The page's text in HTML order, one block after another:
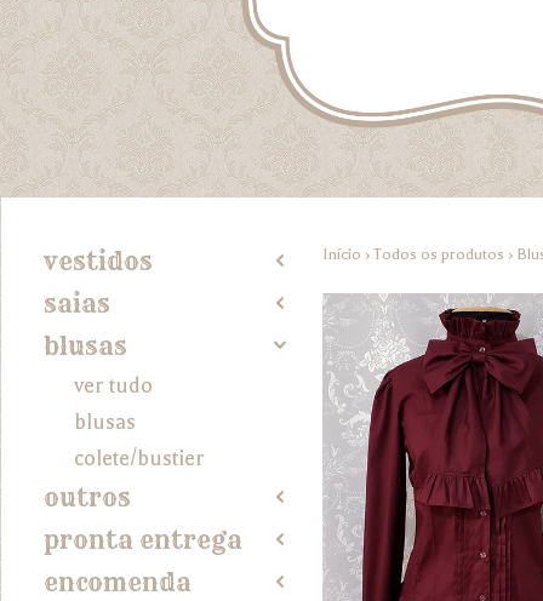
vestidos 2
saias 2
blusas 4
ver tudo
blusas
colete/bustier
outros 2
pronta entrega 2
encomenda 2
Início › Todos os produtos ›